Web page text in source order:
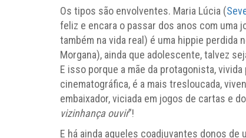
Os tipos são envolventes. Maria Lúcia (
feliz e encara o passar dos anos com uma
também na vida real) é uma hippie perdida
Morgana), ainda que adolescente, talvez
E isso porque a mãe da protagonista, vivida
cinematográfica, é a mais tresloucada,
embaixador, viciada em jogos de cartas e
vizinhança ouvir”!
E há ainda aqueles coadjuvantes donos de